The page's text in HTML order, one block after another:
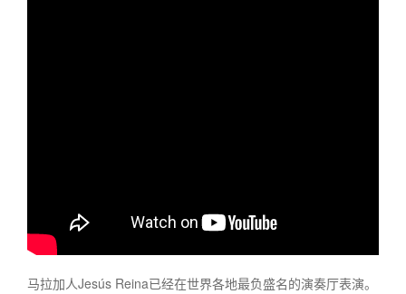
马拉加人Jesús Reina已经在世界各地最负盛名的演奏厅表演。